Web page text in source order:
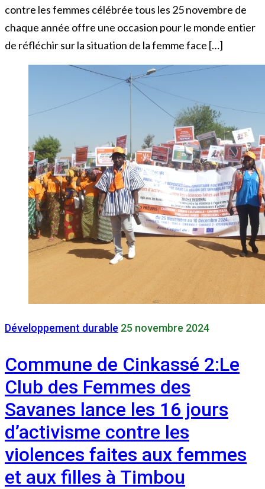
contre les femmes célébrée tous les 25 novembre de
chaque année offre une occasion pour le monde entier
de réfléchir sur la situation de la femme face […]
Développement durable 25 novembre 2024
Commune de Cinkassé 2:Le
Club des Femmes des
Savanes lance les 16 jours
d’activisme contre les
violences faites aux femmes
et aux filles à Timbou